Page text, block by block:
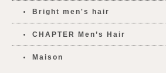
Bright men's hair
CHAPTER Men’s Hair
Maison